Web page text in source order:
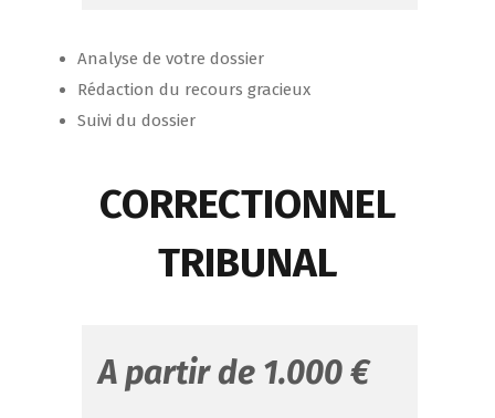
Analyse de votre dossier
Rédaction du recours gracieux
Suivi du dossier
CORRECTIONNEL
TRIBUNAL
A partir de 1.000 €